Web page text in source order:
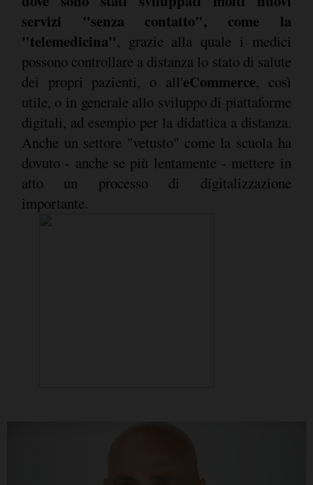
servizi "senza contatto", come la
"telemedicina", grazie alla quale i medici
possono controllare a distanza lo stato di salute
dei propri pazienti, o all'eCommerce, così
utile, o in generale allo sviluppo di piattaforme
digitali, ad esempio per la didattica a distanza.
Anche un settore "vetusto" come la scuola ha
dovuto - anche se più lentamente - mettere in
atto un processo di digitalizzazione
importante.